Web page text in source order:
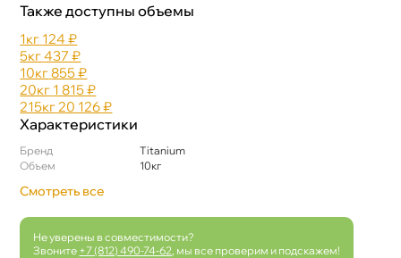
Также доступны объемы
1к 124 ₽
5к437 ₽
10к855 ₽
20к 1 815 ₽
215к 20 126 ₽
Характеристики
Бренд
Titanium
Объем
10к
Смотреть все
Не уверены в совместимости?
Звоните +7 (812) 490-74-62 , мы все проверим и подскажем!